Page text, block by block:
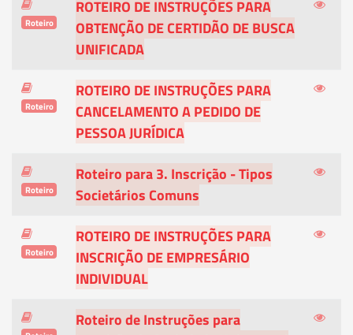
Roteiro
ROTEIRO DE INSTRUÇÕES PARA
OBTENÇÃO DE CERTIDÃO DE BUSCA
UNIFICADA
Roteiro
ROTEIRO DE INSTRUÇÕES PARA
CANCELAMENTO A PEDIDO DE
PESSOA JURÍDICA
Roteiro
Roteiro para 3. Inscrição - Tipos
Societários Comuns
Roteiro
ROTEIRO DE INSTRUÇÕES PARA
INSCRIÇÃO DE EMPRESÁRIO
INDIVIDUAL
Roteiro de Instruções para